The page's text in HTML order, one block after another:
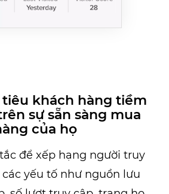
khách hàng tiềm
sự sẵn sàng mua
của họ
để xếp hạng người truy
yếu tố như nguồn lưu